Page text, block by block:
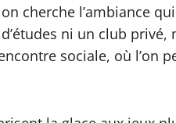
cherche l’ambiance
ni un club privé,
sociale, où l’on